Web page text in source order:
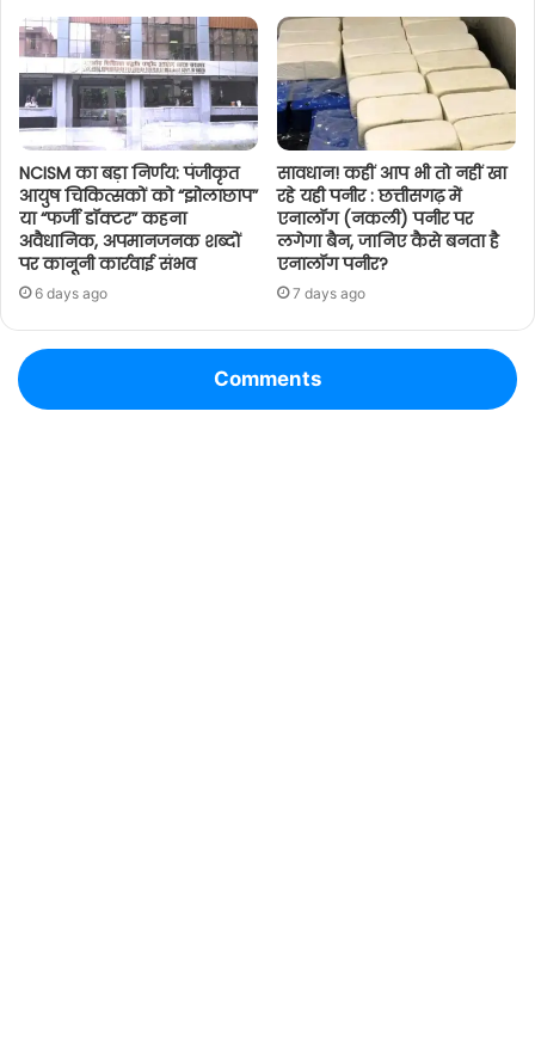
NCISM का बड़ा निर्णय: पंजीकृत
आयुष चिकित्सकों को “झोलाछाप”
या “फर्जी डॉक्टर” कहना
अवैधानिक, अपमानजनक शब्दों
पर कानूनी कार्रवाई संभव
6 days ago
सावधान! कहीं आप भी तो नहीं खा
रहे यही पनीर : छत्तीसगढ़ में
एनालॉग (नकली) पनीर पर
लगेगा बैन, जानिए कैसे बनता है
एनालॉग पनीर?
7 days ago
Comments